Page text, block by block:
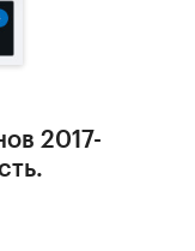
2017-